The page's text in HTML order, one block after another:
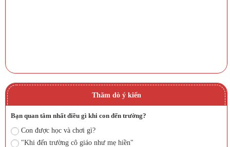
Thăm dò ý kiến
Bạn quan tâm nhất điều gì khi con đến trường?
Con được học và chơi gì?
"Khi đến trường cô giáo như mẹ hiền"